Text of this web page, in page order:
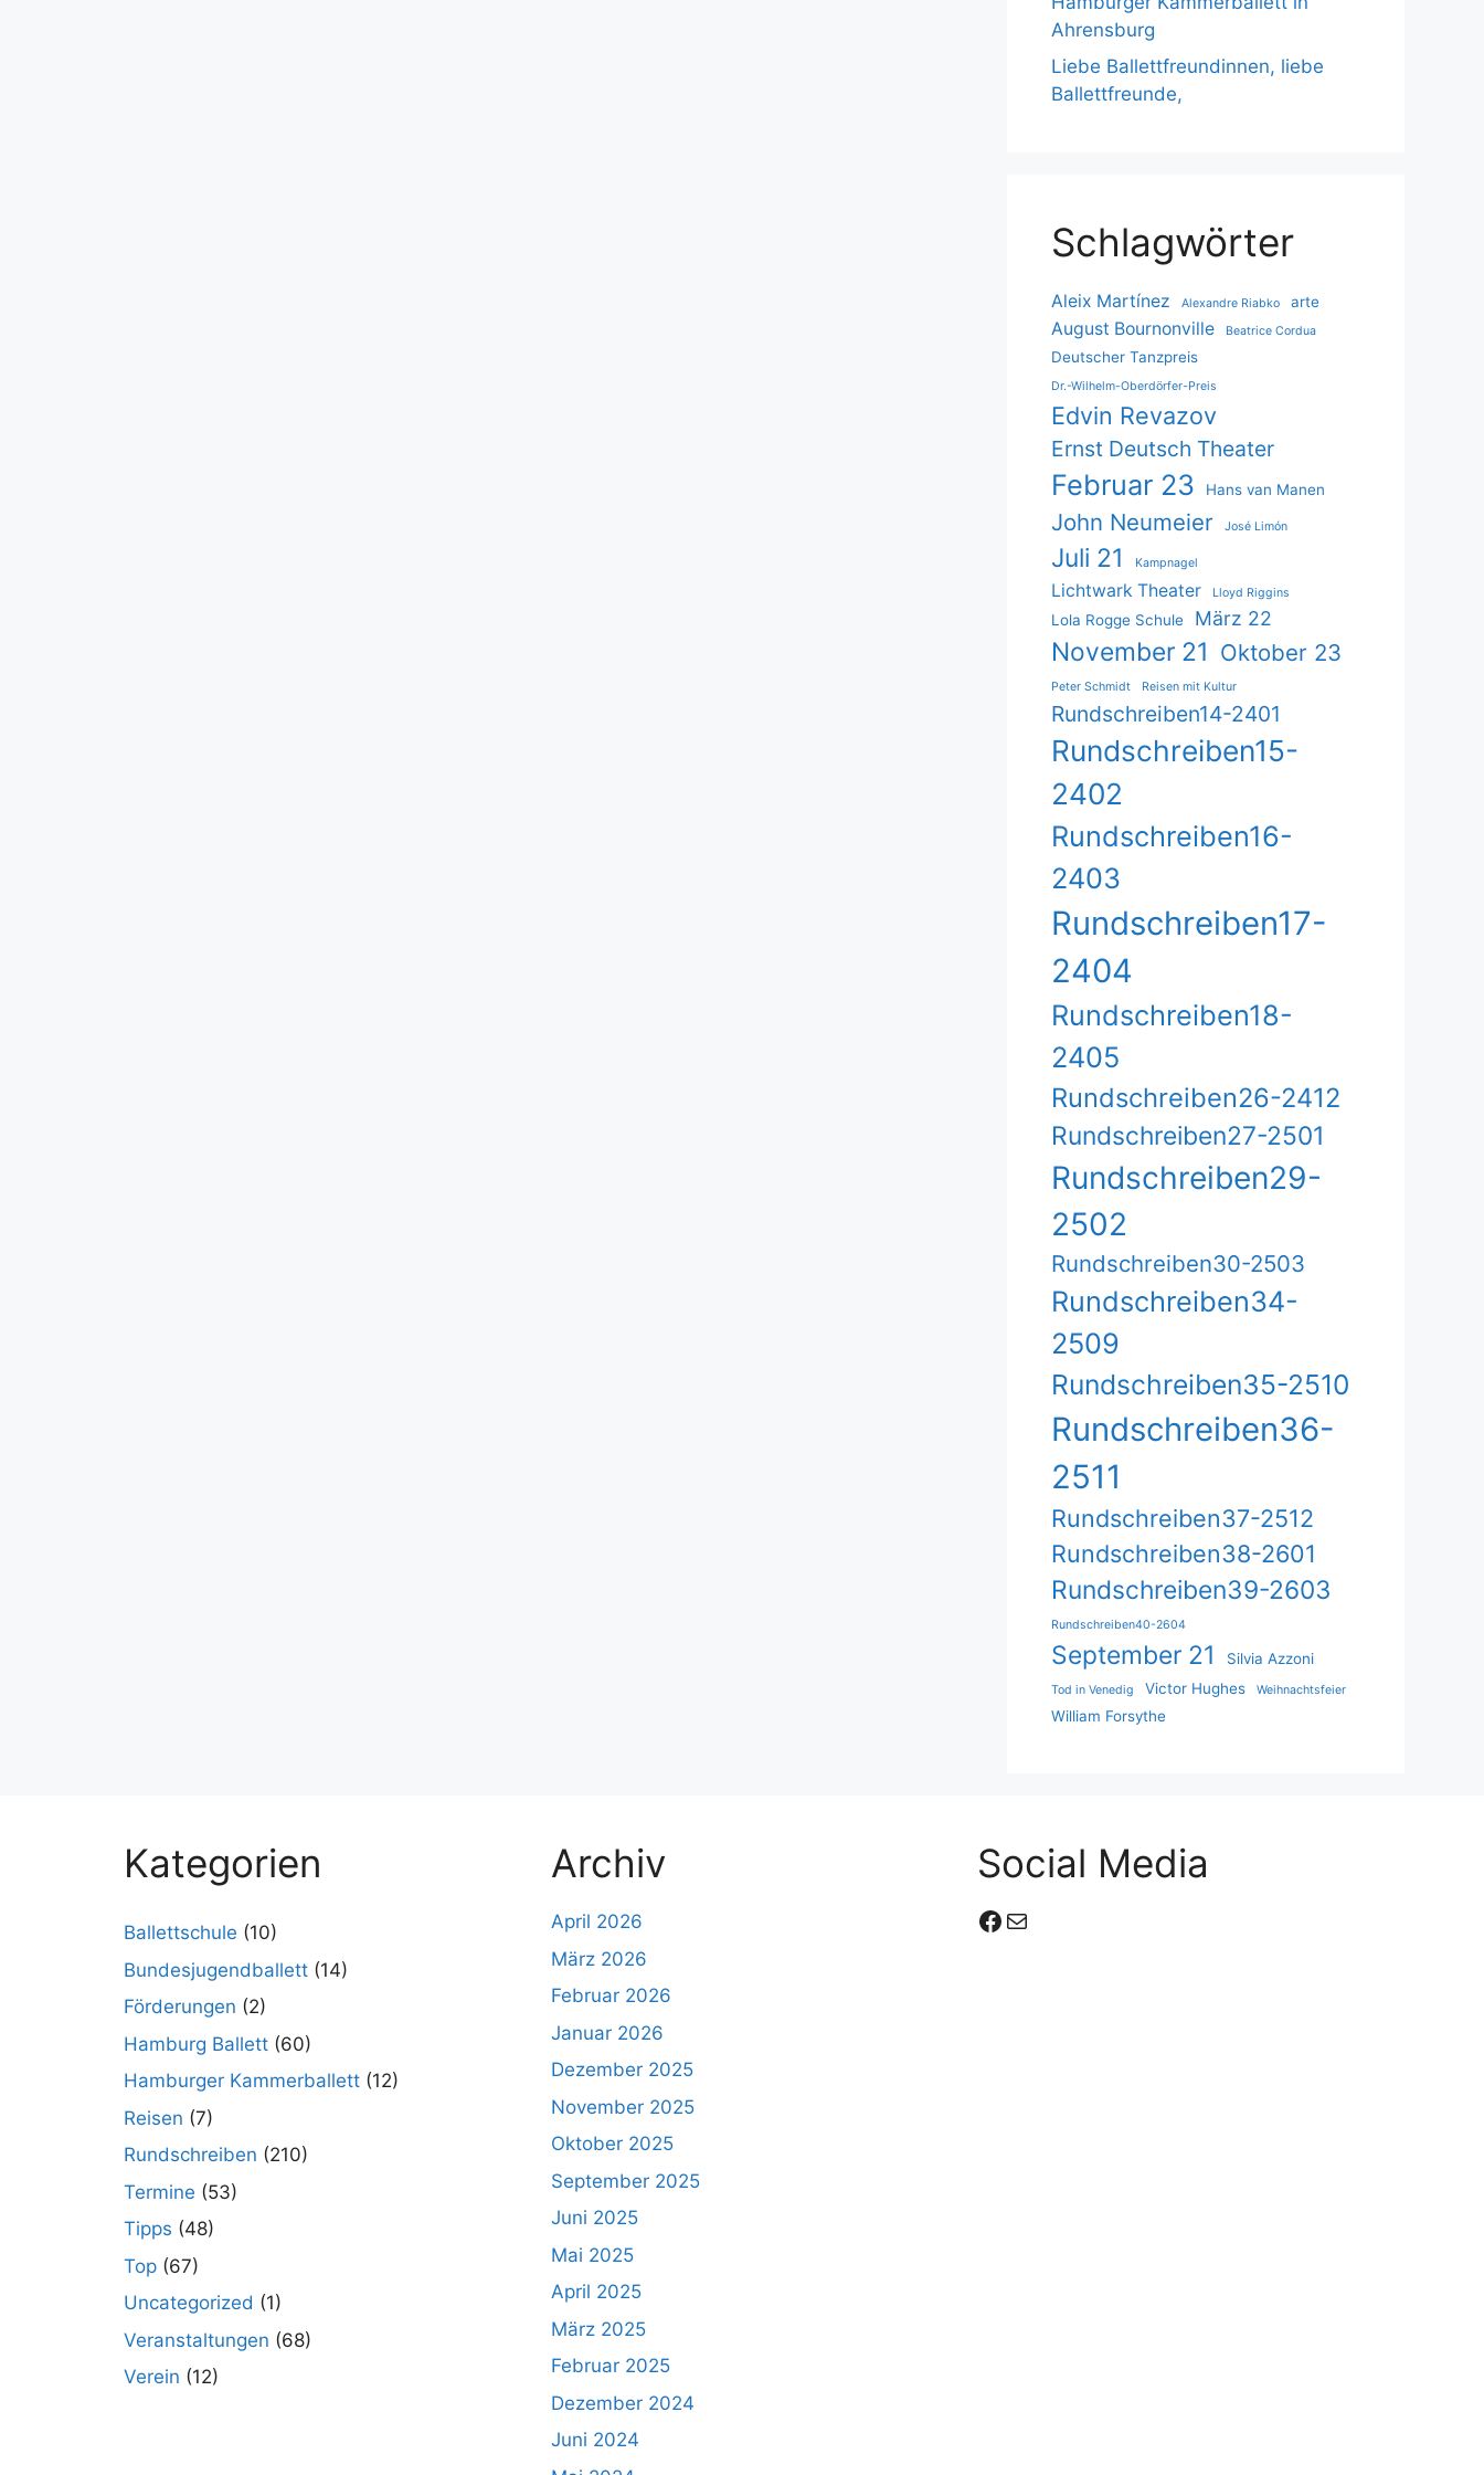
Ahrensburg
Liebe Ballettfreundinnen, liebe
Ballettfreunde,
Schlagwörter
Aleix Martínez Alexandre Riabko arte
August Bournonville Beatrice Cordua
Deutscher Tanzpreis
Dr.-Wilhelm-Oberdörfer-Preis
Edvin Revazov
Ernst Deutsch Theater
Februar 23 Hans van Manen
John Neumeier José Limón
Juli 21 Kampnagel
Lichtwark Theater Lloyd Riggins
Lola Rogge Schule März 22
November 21 Oktober 23
Peter Schmidt Reisen mit Kultur
Rundschreiben14-2401
Rundschreiben15-
2402
Rundschreiben16-
2403
Rundschreiben17-
2404
Rundschreiben18-
2405
Rundschreiben26-2412
Rundschreiben27-2501
Rundschreiben29-
2502
Rundschreiben30-2503
Rundschreiben34-
2509
Rundschreiben35-2510
Rundschreiben36-
2511
Rundschreiben37-2512
Rundschreiben38-2601
Rundschreiben39-2603
Rundschreiben40-2604
September 21 Silvia Azzoni
Tod in Venedig Victor Hughes Weihnachtsfeier
William Forsythe
Kategorien
Ballettschule (10)
Bundesjugendballett (14)
Förderungen (2)
Hamburg Ballett (60)
Hamburger Kammerballett (12)
Reisen (7)
Rundschreiben (210)
Termine (53)
Tipps (48)
Top (67)
Uncategorized (1)
Veranstaltungen (68)
Verein (12)
Archiv
April 2026
März 2026
Februar 2026
Januar 2026
Dezember 2025
November 2025
Oktober 2025
September 2025
Juni 2025
Mai 2025
April 2025
März 2025
Februar 2025
Dezember 2024
Juni 2024
Social Media
Facebook
E-Mail